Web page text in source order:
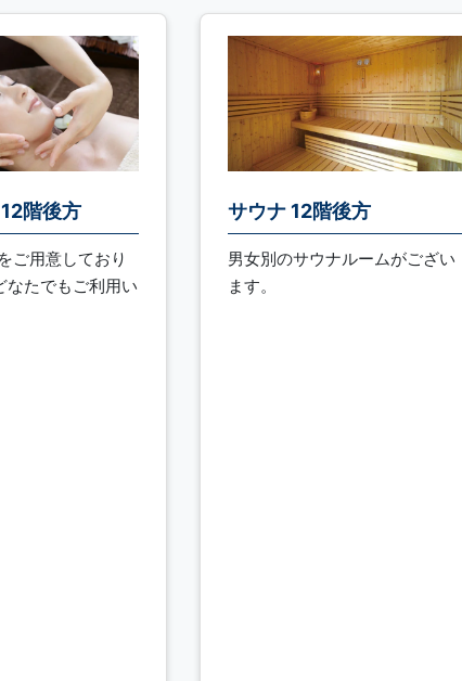
階後方
ご用意しており
なたでもご利用い
サウナ 12階後方
男女別のサウナルームがござい
ます。